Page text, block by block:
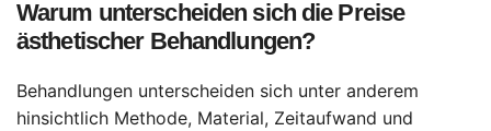
Warum unterscheiden sich die Preise
ästhetischer Behandlungen?
Behandlungen unterscheiden sich unter anderem
hinsichtlich Methode, Material, Zeitaufwand und